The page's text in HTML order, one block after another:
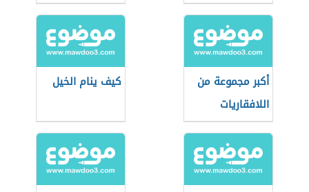
أكبر مجموعة من
اللافقاريات
كيف ينام الخيل